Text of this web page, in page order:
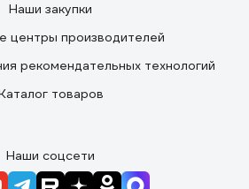
Наши закупки
центры производителей
рекомендательных технологий
товаров
Наши соцсети